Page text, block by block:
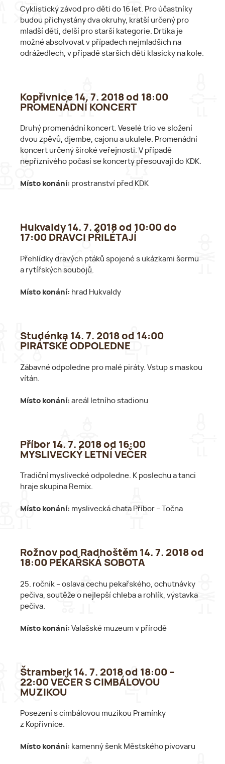
Cyklistický závod pro děti do 16 let. Pro účastníky
budou přichystány dva okruhy, kratší určený pro
mladší děti, delší pro starší kategorie. Drtíka je
možné absolvovat v případech nejmladších na
odrážedlech, v případě starších dětí klasicky na kole.
Kopřivnice 14. 7. 2018 od 18:00
PROMENÁDNÍ KONCERT
Druhý promenádní koncert. Veselé trio ve složení
dvou zpěvů, djembe, cajonu a ukulele. Promenádní
koncert určený široké veřejnosti. V případě
nepříznivého počasí se koncerty přesouvají do KDK.
Místo konání: prostranství před KDK
Hukvaldy 14. 7. 2018 od 10:00 do
17:00 DRAVCI PŘILÉTAJÍ
Přehlídky dravých ptáků spojené s ukázkami šermu
a rytířských soubojů.
Místo konání: hrad Hukvaldy
Studénka 14. 7. 2018 od 14:00
PIRÁTSKÉ ODPOLEDNE
Zábavné odpoledne pro malé piráty. Vstup s maskou
vítán.
Místo konání: areál letního stadionu
Příbor 14. 7. 2018 od 16:00
MYSLIVECKÝ LETNÍ VEČER
Tradiční myslivecké odpoledne. K poslechu a tanci
hraje skupina Remix.
Místo konání: myslivecká chata Příbor – Točna
Rožnov pod Radhoštěm 14. 7. 2018 od
18:00 PEKAŘSKÁ SOBOTA
25. ročník – oslava cechu pekařského, ochutnávky
pečiva, soutěže o nejlepší chleba a rohlík, výstavka
pečiva.
Místo konání: Valašské muzeum v přírodě
Štramberk 14. 7. 2018 od 18:00 –
22:00 VEČER S CIMBÁLOVOU
MUZIKOU
Posezení s cimbálovou muzikou Pramínky
z Kopřivnice.
Místo konání: kamenný šenk Městského pivovaru